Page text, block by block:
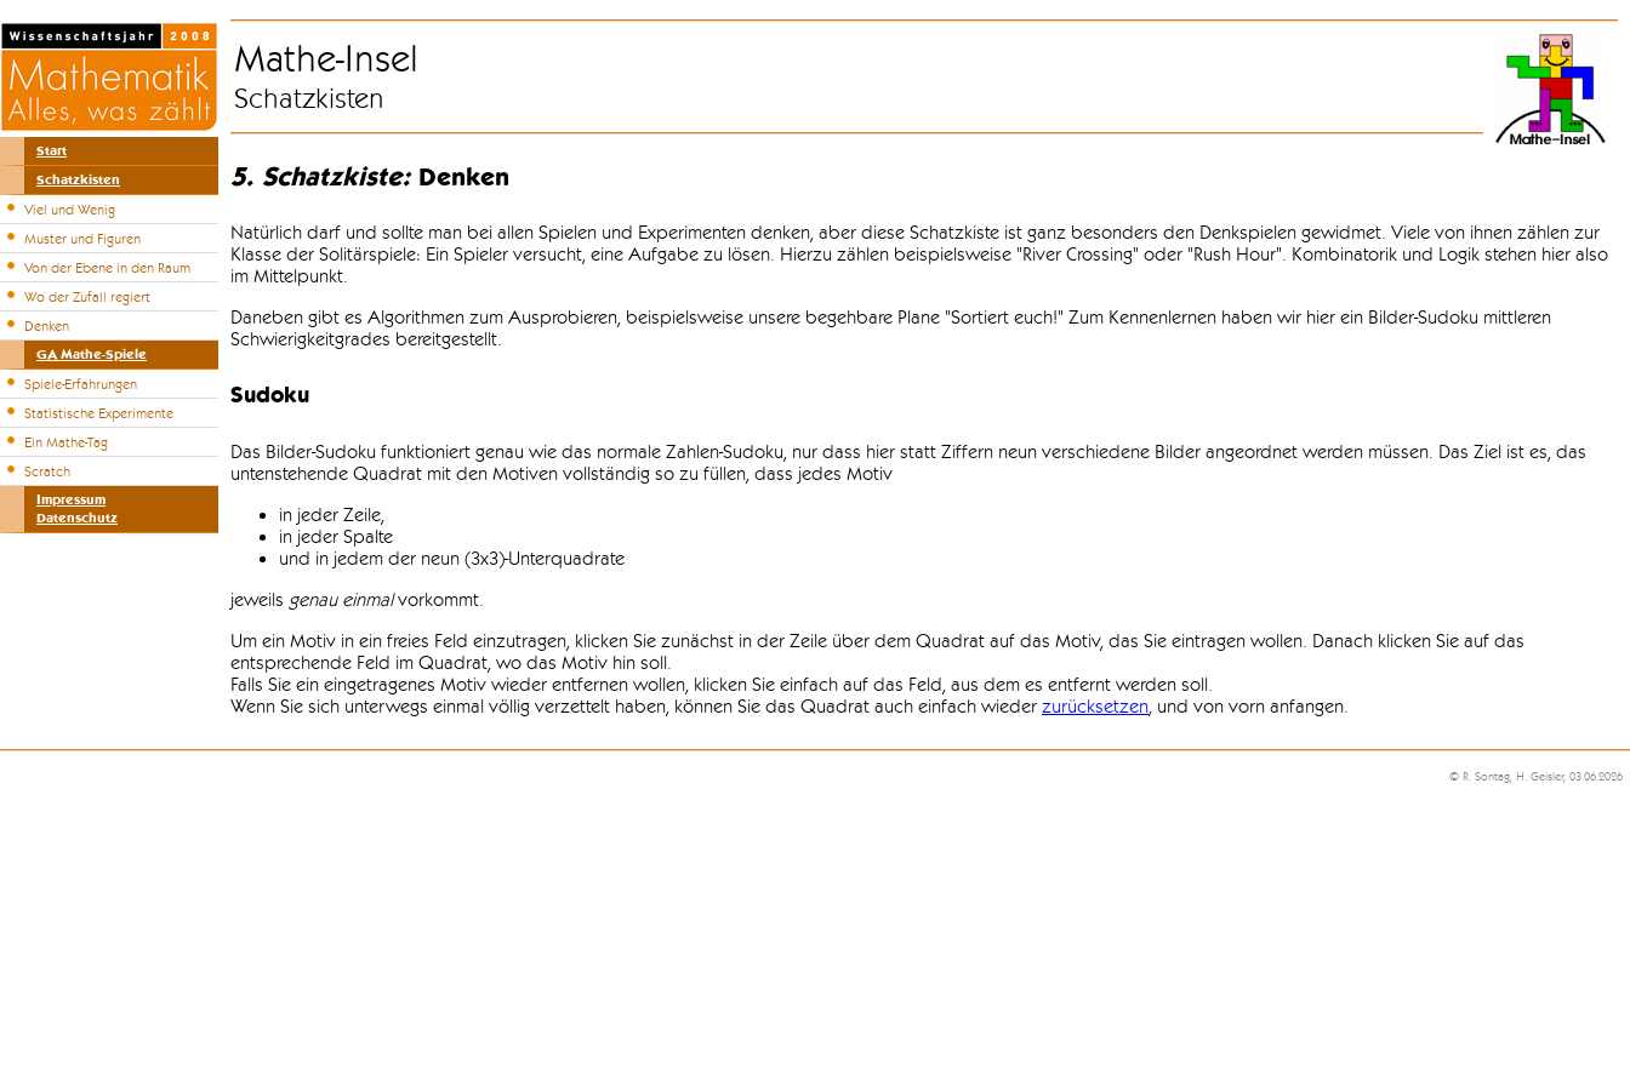
Start
Schatzkisten
Viel und Wenig
Muster und Figuren
Von der Ebene in den Raum
Wo der Zufall regiert
Denken
GA Mathe-Spiele
Spiele-Erfahrungen
Statistische Experimente
Ein Mathe-Tag
Scratch
Impressum
Datenschutz
Mathe-Insel
Schatzkisten
5. Schatzkiste:Denken
Natürlich darf und sollte man bei allen Spielen und Experimenten denken, aber diese Schatzkiste ist ganz besonders den Denkspielen gewidmet. Viele von ihnen zählen zur
Klasse der Solitärspiele: Ein Spieler versucht, eine Aufgabe zu lösen. Hierzu zählen beispielsweise "River Crossing" oder "Rush Hour". Kombinatorik und Logik stehen hier also
im Mittelpunkt.
Daneben gibt es Algorithmen zum Ausprobieren, beispielsweise unsere begehbare Plane "Sortiert euch!" Zum Kennenlernen haben wir hier ein Bilder-Sudoku mittleren
Schwierigkeitgrades bereitgestellt.
Sudoku
Das Bilder-Sudoku funktioniert genau wie das normale Zahlen-Sudoku, nur dass hier statt Ziffern neun verschiedene Bilder angeordnet werden müssen. Das Ziel ist es, das
untenstehende Quadrat mit den Motiven vollständig so zu füllen, dass jedes Motiv
in jeder Zeile,
in jeder Spalte
und in jedem der neun (3x3)-Unterquadrate
jeweils genau einmalvorkommt.
Um ein Motiv in ein freies Feld einzutragen, klicken Sie zunächst in der Zeile über dem Quadrat auf das Motiv, das Sie eintragen wollen. Danach klicken Sie auf das
entsprechende Feld im Quadrat, wo das Motiv hin soll.
Falls Sie ein eingetragenes Motiv wieder entfernen wollen, klicken Sie einfach auf das Feld, aus dem es entfernt werden soll.
Wenn Sie sich unterwegs einmal völlig verzettelt haben, können Sie das Quadrat auch einfach wieder zurücksetzen, und von vorn anfangen.
© R. Sontag, H. Geisler, 03.06.2026